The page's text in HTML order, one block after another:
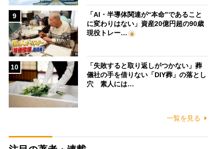
9
「AI・半導体関連が“本命”であること
に変わりはない」資産20億円超の90歳
現役トレー…
10
「失敗すると取り返しがつかない」葬
儀社の手を借りない「DIY葬」の落とし
穴 素人には…
一覧を見る